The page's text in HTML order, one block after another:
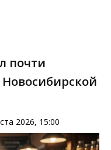
почти
2026, 15:00